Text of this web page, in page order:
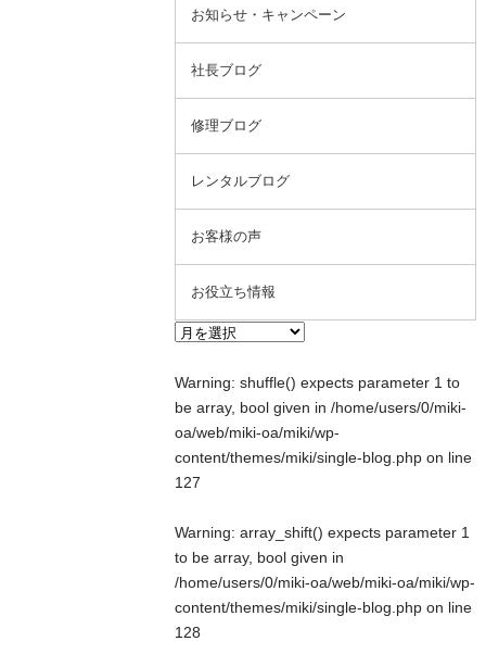
お知らせ・キャンペーン
社長ブログ
修理ブログ
レンタルブログ
お客様の声
お役立ち情報
Warning: shuffle() expects parameter 1 to
be array, bool given in/home/users/0/miki-
oa/web/miki-oa/miki/wp-
content/themes/miki/single-blog.php on line
127
Warning: array_shift() expects parameter 1
to be array, bool given in
/home/users/0/miki-oa/web/miki-oa/miki/wp-
content/themes/miki/single-blog.php on line
128